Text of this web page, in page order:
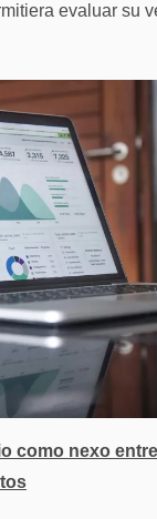
evaluar su
como nexo